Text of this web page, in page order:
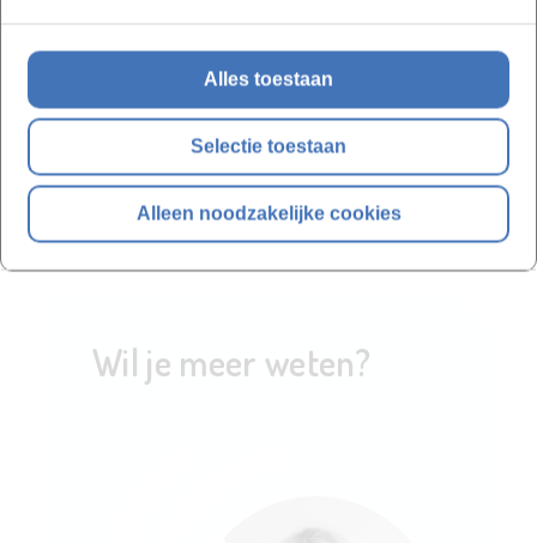
Alles toestaan
Selectie toestaan
Alleen noodzakelijke cookies
knopen
klimmen adh van prusik
oriënterende fysieke test
Wil je meer weten?